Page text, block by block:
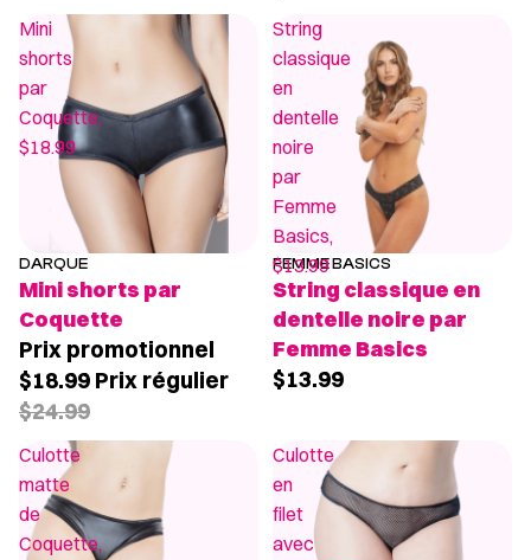
Mini
shorts
par
Coquette,
$18.99
PROMOTION
DARQUE
Mini shorts par
Coquette
Prix promotionnel
$18.99 Prix régulier
$24.99
String
classique
en
dentelle
noire
par
Femme
Basics,
$13.99
FEMME BASICS
String classique en
dentelle noire par
Femme Basics
$13.99
Culotte
matte
de
Coquette,
Culotte
en
filet
avec